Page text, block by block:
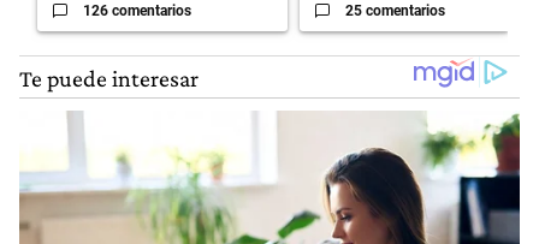
126 comentarios 25 comentarios